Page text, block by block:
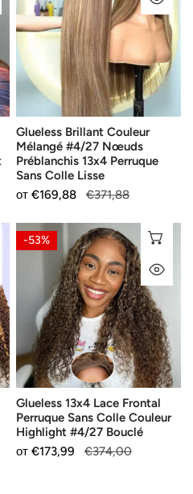
Mélangé
#4/27
Nœuds
Préblanchis
13x4
Perruque
Sans
Colle
Lisse
Glueless Brillant Couleur
Mélangé #4/27 Nœuds
Préblanchis 13x4 Perruque
Sans Colle Lisse
Продажна
от €169,88
Редовна
€371,88
ИЗБЕРЕТЕ ОПЦИИ
БЪРЗ ПОГЛЕД
Glueless
13x4
Frontal
Perruque
Sans
Colle
Couleur
Highlight
#4/27
Bouclé
-53%
Glueless 13x4 Lace Frontal
Perruque Sans Colle Couleur
Highlight #4/27 Bouclé
Продажна
от €173,99
Редовна
€374,00